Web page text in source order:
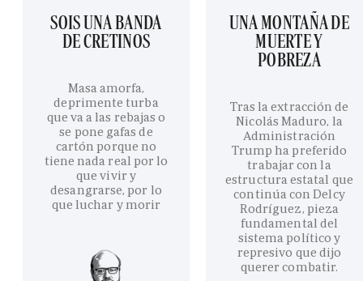
SOIS UNA BANDA
DE CRETINOS
Masa amorfa,
deprimente turba
que va a las rebajas o
se pone gafas de
cartón porque no
tiene nada real por lo
que vivir y
desangrarse, por lo
que luchar y morir
UNA MONTAÑA DE
MUERTE Y
POBREZA
Tras la extracción de
Nicolás Maduro, la
Administración
Trump ha preferido
trabajar con la
estructura estatal que
continúa con Delcy
Rodríguez, pieza
fundamental del
sistema político y
represivo que dijo
querer combatir.